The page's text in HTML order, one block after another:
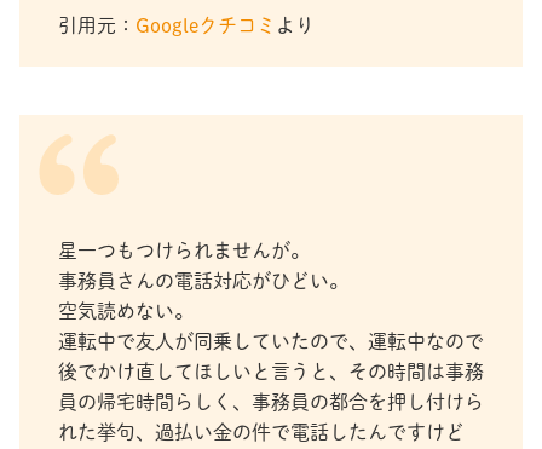
引用元： Googleクチコミ より
星一つもつけられませんが。
事務員さんの電話対応がひどい。
空気読めない。
運転中で友人が同乗していたので、運転中なので
後でかけ直してほしいと言うと、その時間は事務
員の帰宅時間らしく、事務員の都合を押し付けら
れた挙句、過払い金の件で電話したんですけど